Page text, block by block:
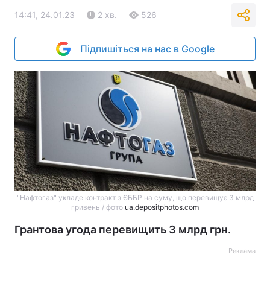
14:41, 24.01.23 2 хв. 526
Підпишіться на нас в Google
"Нафтогаз" укладе контракт з ЄББР на суму, що перевищує 3 млрд
гривень / фото ua.depositphotos.com
Грантова угода перевищить 3 млрд грн.
Реклама